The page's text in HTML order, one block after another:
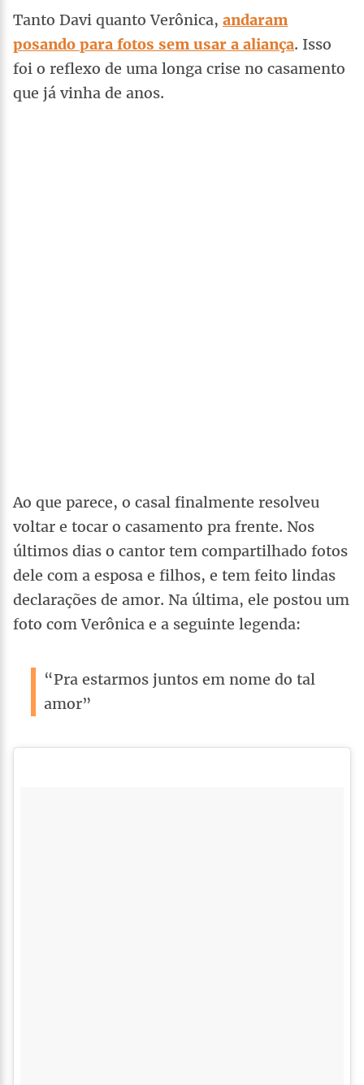
Tanto Davi quanto Verônica, andaram
posando para fotos sem usar a aliança. Isso
foi o reflexo de uma longa crise no casamento
que já vinha de anos.
Ao que parece, o casal finalmente resolveu
voltar e tocar o casamento pra frente. Nos
últimos dias o cantor tem compartilhado fotos
dele com a esposa e filhos, e tem feito lindas
declarações de amor. Na última, ele postou um
foto com Verônica e a seguinte legenda:
“Pra estarmos juntos em nome do tal
amor”